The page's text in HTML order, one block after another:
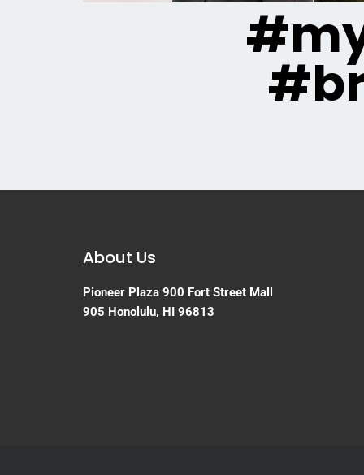
About Us
Pioneer Plaza 900 Fort Street Mall
905 Honolulu, HI 96813